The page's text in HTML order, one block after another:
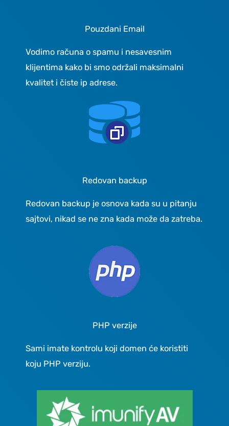
Pouzdani Email
Vodimo računa o spamu i nesavesnim
klijentima kako bi smo održali maksimalni
kvalitet i čiste ip adrese.
Redovan backup
Redovan backup je osnova kada su u pitanju
sajtovi, nikad se ne zna kada može da zatreba.
PHP verzije
Sami imate kontrolu koji domen će koristiti
koju PHP verziju.